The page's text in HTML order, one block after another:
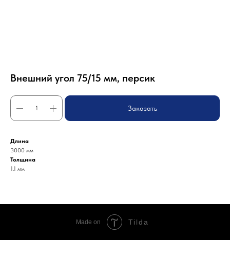
Внешний угол 75/15 мм, персик
Заказать
Длина
3000 мм
Толщина
1.1 мм
Made on Tilda